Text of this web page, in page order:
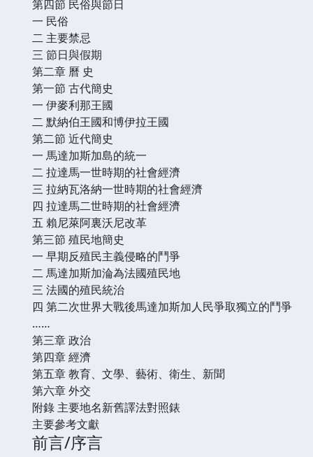
第四節 民俗與節日
一 民俗
二 主要禁忌
三 節日與假期
第二章 曆 史
第一節 古代簡史
一 伊麥利那王國
二 默納伯王國和博伊拉王國
第二節 近代簡史
一 馬達加斯加島的統一
二 拉達馬一世時期的社會經濟
三 拉納瓦洛納一世時期的社會經濟
四 拉達馬二世時期的社會經濟
五 賴尼萊阿裏沃尼改革
第三節 殖民地簡史
一 早期反殖民主義侵略的鬥爭
二 馬達加斯加淪為法國殖民地
三 法國的殖民統治
四 第二次世界大戰後馬達加斯加人民爭取獨立的鬥爭
……
第三章 政治
第四章 經濟
第五章 教育、文學、藝術、衛生、新聞
第六章 外交
附錄 主要地名新舊譯法對照錶
主要參考文獻
前言/序言